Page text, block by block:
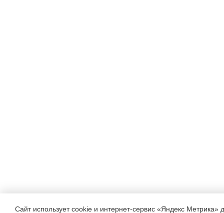
Сайт использует cookie и интернет-сервис «Яндекс Метрика»